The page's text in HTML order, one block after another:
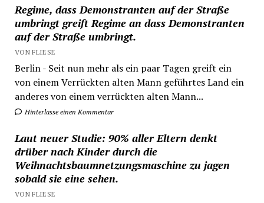
Regime, dass Demonstranten auf der Straße
umbringt greift Regime an dass Demonstranten
auf der Straße umbringt.
VON FLIESE
Berlin - Seit nun mehr als ein paar Tagen greift ein
von einem Verrückten alten Mann geführtes Land ein
anderes von einem verrückten alten Mann...
Hinterlasse einen Kommentar
Laut neuer Studie: 90% aller Eltern denkt
drüber nach Kinder durch die
Weihnachtsbaumnetzungsmaschine zu jagen
sobald sie eine sehen.
VON FLIESE